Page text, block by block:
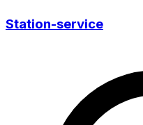
Station-service